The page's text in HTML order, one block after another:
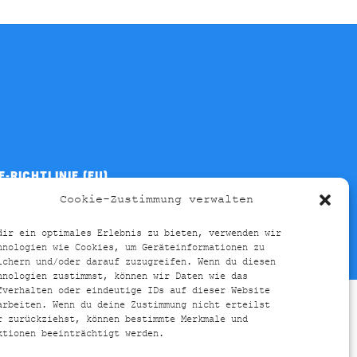
Cookie-Zustimmung verwalten
dir ein optimales Erlebnis zu bieten, verwenden wir
wie Cookies, um Geräteinformationen zu
und/oder darauf zuzugreifen. Wenn du diesen
zustimmst, können wir Daten wie das
oder eindeutige IDs auf dieser Website
Wenn du deine Zustimmung nicht erteilst
zurückziehst, können bestimmte Merkmale und
beeinträchtigt werden.
RICHTLINIE (EU)